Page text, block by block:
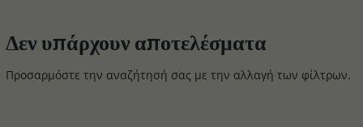
Δεν υπάρχουν αποτελέσματα
Προσαρμόστε την αναζήτησή σας με την αλλαγή των φίλτρων.